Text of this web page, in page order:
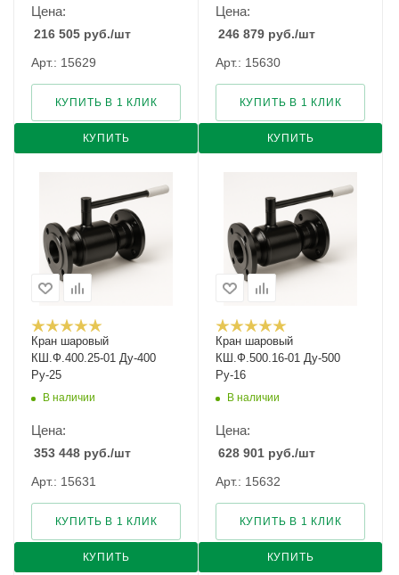
Цена:
216 505 руб./шт
Арт.: 15629
КУПИТЬ
КУПИТЬ В 1 КЛИК
Цена:
246 879 руб./шт
Арт.: 15630
КУПИТЬ
КУПИТЬ В 1 КЛИК
Кран шаровый
КШ.Ф.400.25-01 Ду-400
Ру-25
В наличии
Цена:
353 448 руб./шт
Арт.: 15631
КУПИТЬ
КУПИТЬ В 1 КЛИК
Кран шаровый
КШ.Ф.500.16-01 Ду-500
Ру-16
В наличии
Цена:
628 901 руб./шт
Арт.: 15632
КУПИТЬ
КУПИТЬ В 1 КЛИК